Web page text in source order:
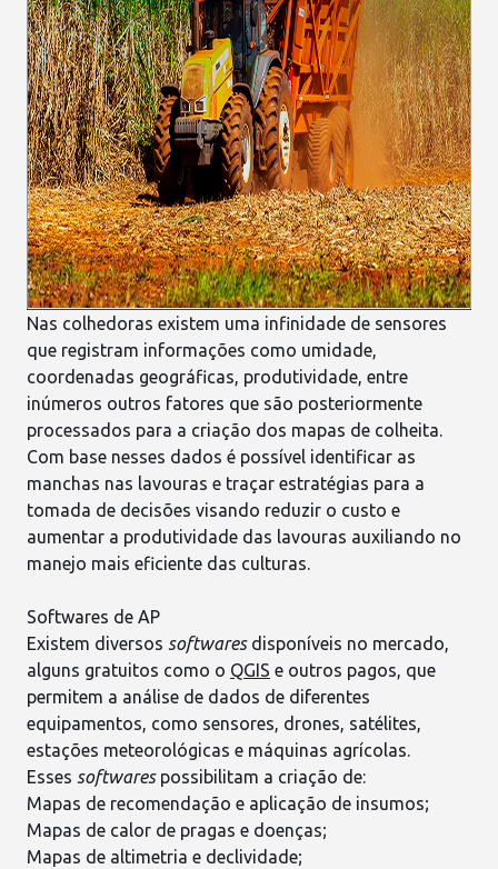
Nas colhedoras existem uma infinidade de sensores
que registram informações como umidade,
coordenadas geográficas, produtividade, entre
inúmeros outros fatores que são posteriormente
processados para a criação dos mapas de colheita.
Com base nesses dados é possível identificar as
manchas nas lavouras e traçar estratégias para a
tomada de decisões visando reduzir o custo e
aumentar a produtividade das lavouras auxiliando no
manejo mais eficiente das culturas.
Softwares de AP
Existem diversos softwaresdisponíveis no mercado,
alguns gratuitos como o QGIS e outros pagos, que
permitem a análise de dados de diferentes
equipamentos, como sensores, drones, satélites,
estações meteorológicas e máquinas agrícolas.
Esses softwarespossibilitam a criação de:
Mapas de recomendação e aplicação de insumos;
Mapas de calor de pragas e doenças;
Mapas de altimetria e declividade;